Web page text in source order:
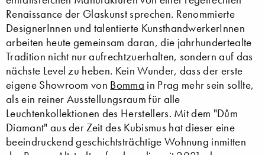
Renaissance der Glaskunst sprechen. Renommierte
DesignerInnen und talentierte KunsthandwerkerInnen
arbeiten heute gemeinsam daran, die jahrhundertealte
Tradition nicht nur aufrechtzuerhalten, sondern auf das
nächste Level zu heben. Kein Wunder, dass der erste
eigene Showroom von Bomma in Prag mehr sein sollte,
als ein reiner Ausstellungsraum für alle
Leuchtenkollektionen des Herstellers. Mit dem "Dům
Diamant" aus der Zeit des Kubismus hat dieser eine
beeindruckend geschichtsträchtige Wohnung inmitten